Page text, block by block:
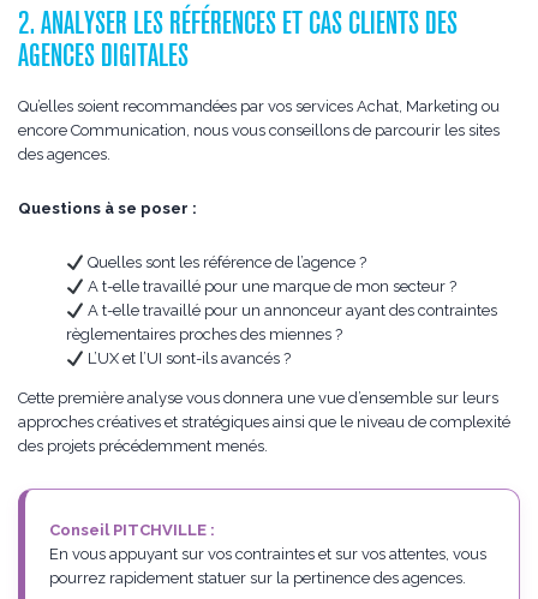
2. ANALYSER LES RÉFÉRENCES ET CAS CLIENTS DES
AGENCES DIGITALES
Qu’elles soient recommandées par vos services Achat, Marketing ou
encore Communication, nous vous conseillons de parcourir les sites
des agences.
Questions à se poser :
Quelles sont les référence de l’agence ?
A t-elle travaillé pour une marque de mon secteur ?
A t-elle travaillé pour un annonceur ayant des contraintes
règlementaires proches des miennes ?
L’UX et l’UI sont-ils avancés ?
Cette première analyse vous donnera une vue d’ensemble sur leurs
approches créatives et stratégiques ainsi que le niveau de complexité
des projets précédemment menés.
Conseil PITCHVILLE :
En vous appuyant sur vos contraintes et sur vos attentes, vous
pourrez rapidement statuer sur la pertinence des agences.